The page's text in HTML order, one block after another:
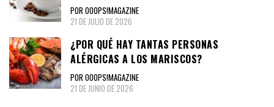
POR OOOPS!MAGAZINE
21 DE JULIO DE 2026
¿POR QUÉ HAY TANTAS PERSONAS
ALÉRGICAS A LOS MARISCOS?
POR OOOPS!MAGAZINE
21 DE JUNIO DE 2026